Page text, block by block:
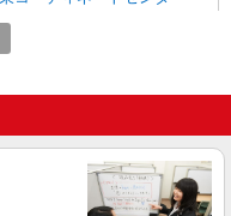
なめ☆無料駐車場は目の
最寄駅：荒川沖駅 近くに
も可能です。 ≪車通勤可
の時間がないのでラクラ
詳細を見る